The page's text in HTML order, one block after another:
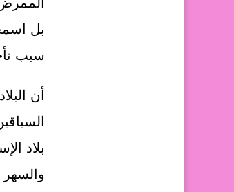
بل
سبب
أن
بلاد